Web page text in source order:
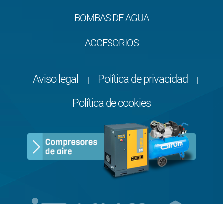
BOMBAS DE AGUA
ACCESORIOS
Aviso legal Política de privacidad
Política de cookies